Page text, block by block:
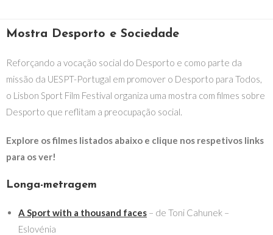
Mostra Desporto e Sociedade
Reforçando a vocação social do Desporto e como parte da
missão da UESPT-Portugal em promover o Desporto para Todos,
o Lisbon Sport Film Festival organiza uma mostra com filmes sobre
Desporto que reflitam a preocupação social.
Explore os filmes listados abaixo e clique nos respetivos links
para os ver!
Longa-metragem
A Sport with a thousand faces – de Toni Cahunek –
Eslovénia